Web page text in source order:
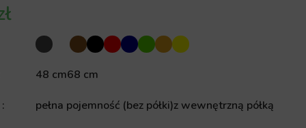
48 cm68 cm
pełna pojemność (bez półki)z wewnętrzną półką